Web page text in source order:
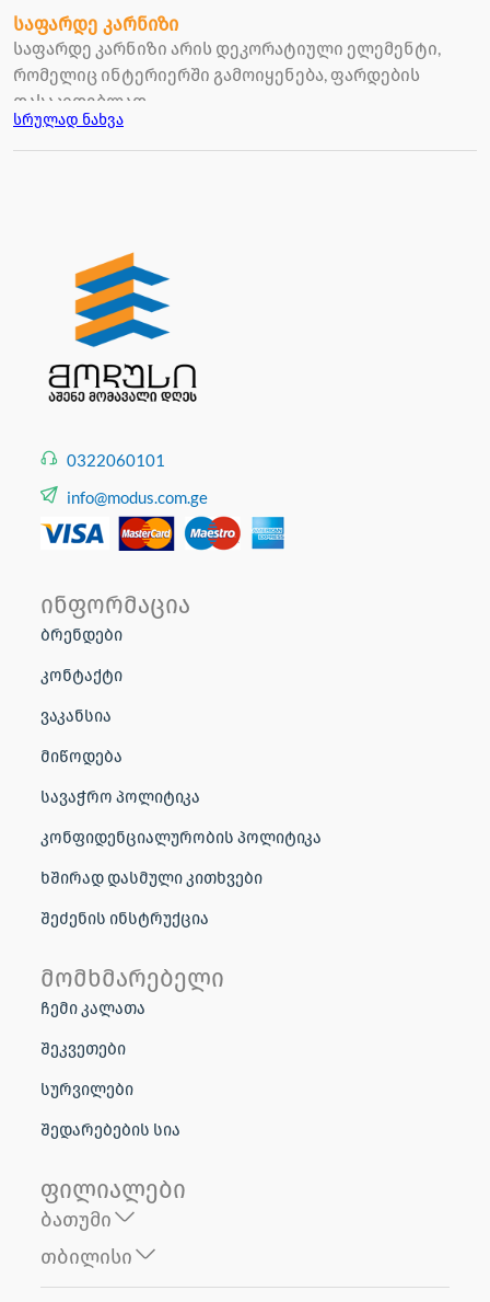
საფარდე კარნიზი
საფარდე კარნიზი არის დეკორატიული ელემენტი,
რომელიც ინტერიერში გამოიყენება, ფარდების
დასაკიდებლად.
წარმოდგენილია კარნიზების სხვადასხვა სტილი.
სრულად ნახვა
0322060101
info@modus.com.ge
ინფორმაცია
ბრენდები
კონტაქტი
ვაკანსია
მიწოდება
სავაჭრო პოლიტიკა
კონფიდენციალურობის პოლიტიკა
ხშირად დასმული კითხვები
შეძენის ინსტრუქცია
მომხმარებელი
ჩემი კალათა
შეკვეთები
სურვილები
შედარებების სია
ფილიალები
ბათუმი
თბილისი